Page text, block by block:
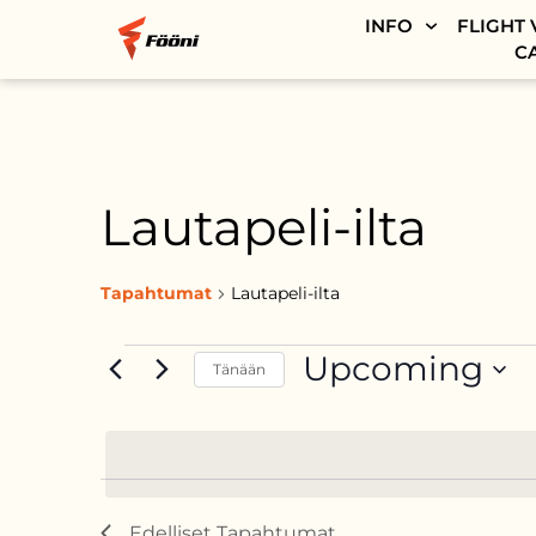
INFO
FLIGHT
Lautapeli-ilta
Tapahtumat Lautapeli-ilta
Tänään Upcoming